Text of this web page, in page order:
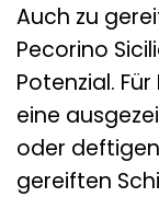
Auch zu
Pecorino
Potenzial.
eine
oder
gereiften